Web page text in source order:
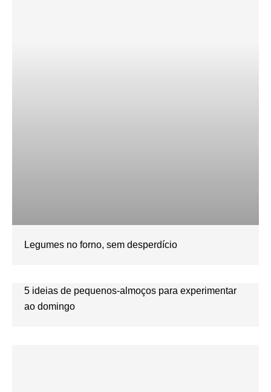
Legumes no forno, sem desperdício
5 ideias de pequenos-almoços para experimentar
ao domingo